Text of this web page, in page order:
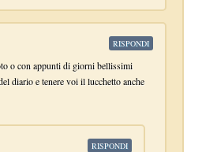
o con appunti di giorni bellissimi
diario e tenere voi il lucchetto anche
RISPONDI
RISPONDI